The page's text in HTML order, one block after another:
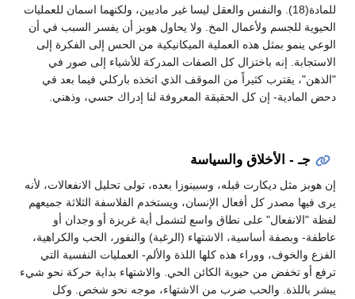
للمادة(18). والنفس والعقل ليسا غير ماديين، ولكنهما اسمان للعمليات
الحيوية للجسم ولأعمال المخ. ولا يحاول هوبز أن يفسر السبب في أن
الوعي ينمو بمثل هذه العملية الميكانيكية من الحس إلى الفكرة إلى
الاستجابة. إنه باختزال كل الصفات المدركة للأشياء إلى صور في
"الذهن"، يقترب كثيراً من الموقف الذي اتخذه باركلي فيما بعد في
دحض المادية- إن كل الحقيقة المعروفة لنا إدراك حسي، وذهني.
جـ - الأخلاق والسياسة
إن هوبز مثل ديكارت قبله، وسبينوزا بعده، تولى تحليل الانفعالات، لأنه
يرى فيها مصدر كل أفعال الإنسان، ويستخدم الفلاسفة الثلاثة جميعهم
لفظة "الانفعال" على نطاق واسع لتشمل أية غريزة أو وجدان أو
عاطفة- وبصفة أساسية، الاشتهاء (الرغبة) والنفور، الحب والكراهية،
الفزع والخوف، ووراء هذه كلها اللذة والألم- العمليات النفسية التي
ترفع أو تخفض من حيوية الكائن الحي. والاشتهاء بداية حركة نحو شيء
يبشر باللذة. والحب ضرب من الاشتهاء، موجه نحو شخص. وكل